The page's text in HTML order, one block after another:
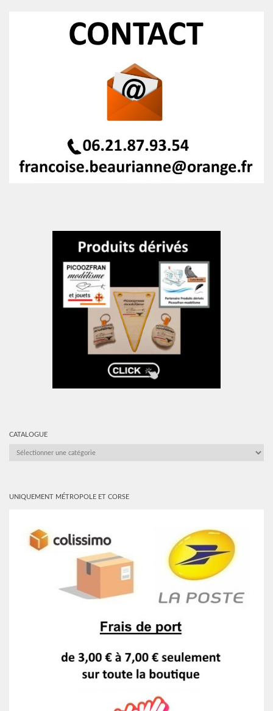
CATALOGUE
CATALOGUE
UNIQUEMENT MÉTROPOLE ET CORSE